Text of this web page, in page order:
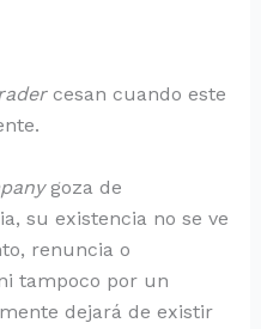
cesan cuando este
goza de
su existencia no se ve
renuncia o
tampoco por un
dejará de existir